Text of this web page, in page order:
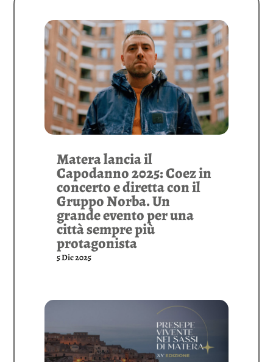
Matera lancia il
Capodanno 2025: Coez in
concerto e diretta con il
Gruppo Norba. Un
grande evento per una
città sempre più
protagonista
5 Dic 2025